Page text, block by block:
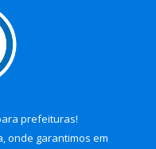
prefeituras!
onde garantimos em